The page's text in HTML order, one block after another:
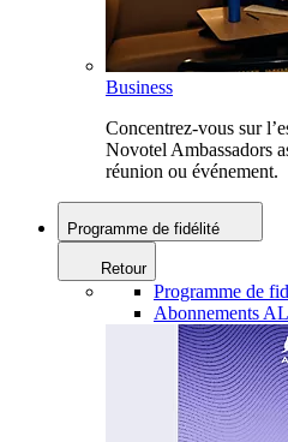
Business
Concentrez-vous sur
Novotel Ambassadors
réunion ou événement.
Programme de fidélité
Retour
Programme de
Abonnements